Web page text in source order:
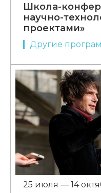
Школа-
научно-
проектами»
Другие
25 июля — 14